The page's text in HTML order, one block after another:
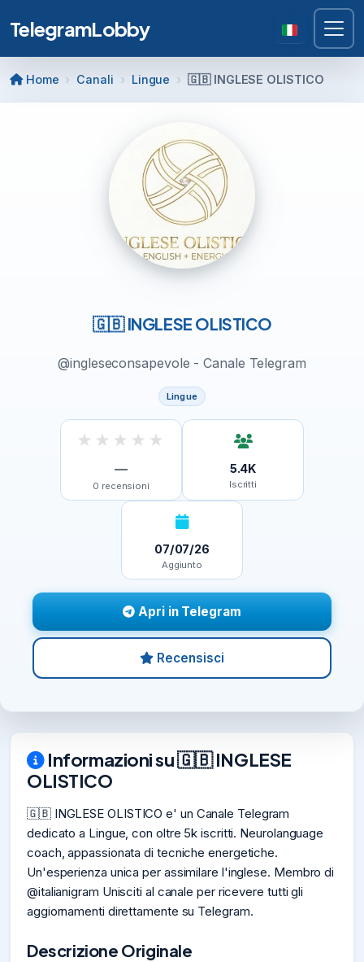
TelegramLobby
Home Canali Lingue 🇬🇧 INGLESE OLISTICO
🇬🇧 INGLESE OLISTICO
@ingleseconsapevole - Canale Telegram
Lingue
★ ★ ★ ★ ★
—
0 recensioni
5.4K
Iscritti
07/07/26
Aggiunto
Apri in Telegram
Recensisci
Informazioni su 🇬🇧 INGLESE
OLISTICO
🇬🇧 INGLESE OLISTICO e' un Canale Telegram
dedicato a Lingue, con oltre 5k iscritti. Neurolanguage
coach, appassionata di tecniche energetiche.
Un'esperienza unica per assimilare l'inglese. Membro di
@italianigram Unisciti al canale per ricevere tutti gli
aggiornamenti direttamente su Telegram.
Descrizione Originale